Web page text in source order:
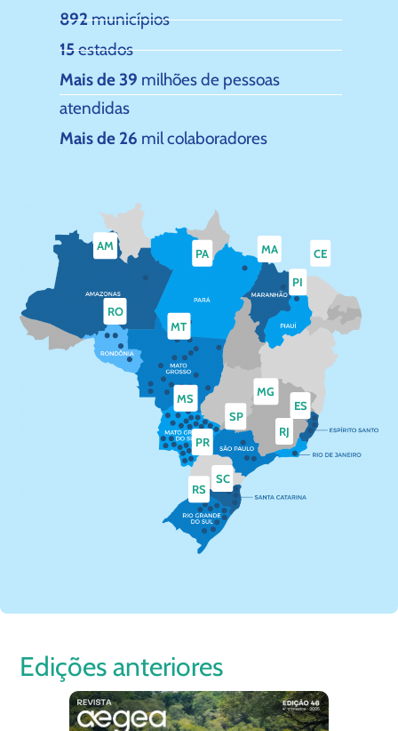
892municípios
15estados
Mais de 39 milhões de pessoas
atendidas
Mais de 26 mil colaboradores
MT
RO
AM
PA MA
PI
CE
MS
SP
SC
RS
ES
RJ
MG
PR
Edições anteriores